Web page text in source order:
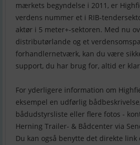
mærkets begyndelse i 2011, er
verdens nummer et i RIB-
aktør i 5 meter+-sektoren. Med nu
distributørlande og et
forhandlernetværk, kan du være
support, du har brug for, altid er
For yderligere information om
eksempel en udførlig
bådudstyrsliste eller flere fotos -
Herning Trailer- & Bådcenter via
Du kan også benytte det direkte link